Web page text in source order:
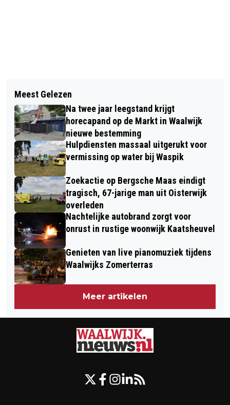
NIEUW CURSUSPROGRAMMA
STREEKARCHIEF LANGSTRAAT
HEUSDEN ALTENA BEKEND
WZV ZWEMT 38 MEDAILLES BIJ
ELKAAR IN DUITSLAND
Meest Gelezen
Na twee jaar leegstand krijgt
horecapand op de Markt in Waalwijk
nieuwe bestemming
Hulpdiensten massaal uitgerukt voor
vermissing op water bij Waspik
Zoekactie op Bergsche Maas eindigt
tragisch, 67-jarige man uit Oisterwijk
overleden
Nachtelijke autobrand zorgt voor
onrust in rustige woonwijk Kaatsheuvel
Genieten van live pianomuziek tijdens
Waalwijks Zomerterras
Meer artikelen